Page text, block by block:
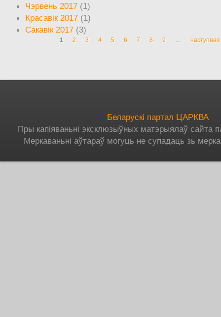
Чэрвень 2017 (1)
Красавік 2017 (1)
Сакавік 2017 (3)
Старонкі
1 2 3 4 5 6 7 8 9 … наступная
Беларускі партал ЦАРКВА
Пры капіяваньні эксклюзыўных матэрыялаў сайта
Меркаваньні аўтараў могуць не супадаць зь